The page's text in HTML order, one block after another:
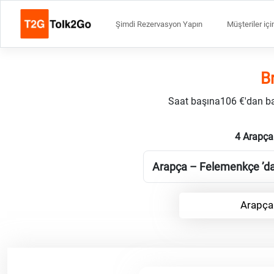
Şimdi Rezervasyon Yapın Müşteriler
Saat başına106 €'dan
4
Arapça – Felemenkçe